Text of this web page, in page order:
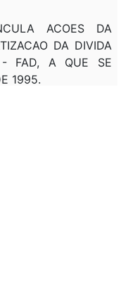
ACOES DA
DA DIVIDA
- FAD, A QUE SE
1995.